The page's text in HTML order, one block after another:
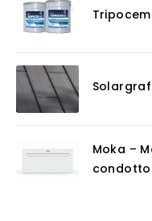
Moka –
condotto